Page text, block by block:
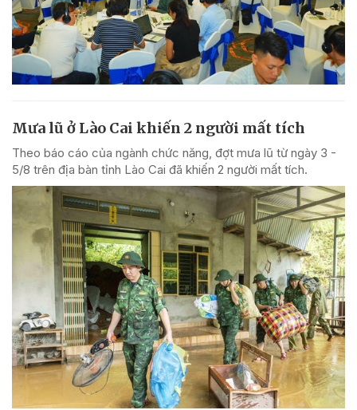
Mưa lũ ở Lào Cai khiến 2 người mất tích
Theo báo cáo của ngành chức năng, đợt mưa lũ từ ngày 3 -
5/8 trên địa bàn tỉnh Lào Cai đã khiến 2 người mất tích.